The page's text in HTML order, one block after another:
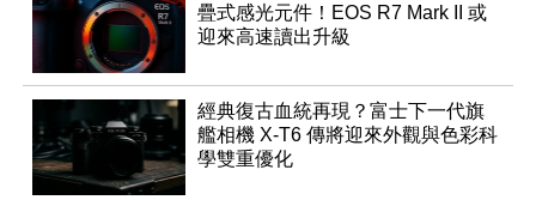
疊式感光元件！EOS R7 Mark II 或
迎來高速讀出升級
經典復古血統再現？富士下一代旗
艦相機 X-T6 傳將迎來外觀與色彩科
學雙重優化